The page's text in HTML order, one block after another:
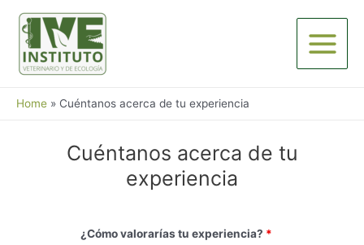
content
Main
Home Cuéntanos acerca de tu experiencia
Cuéntanos acerca de tu
experiencia
¿Cómo valorarías tu experiencia? *